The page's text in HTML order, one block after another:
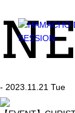
- 2023.11.21 Tue